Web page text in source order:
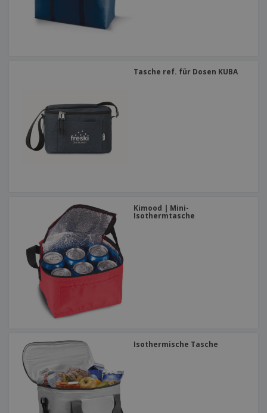
Tasche ref. für Dosen KUBA
Kimood | Mini-
Isothermtasche
Isothermische Tasche